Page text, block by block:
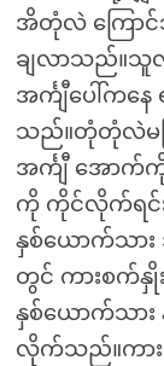
အိတုံလဲ ကြောင်
ချလာသည်။သူ
အင်္ကျီပေါ်က
သည်။တုံတုံလဲမင
အင်္ကျီ အော
ကို ကိုင်လိုက်ရင်း
နှစ်ယောက်သား
တွင် ကားစက်
နှစ်ယောက်သား
လိုက်သည်။ကား